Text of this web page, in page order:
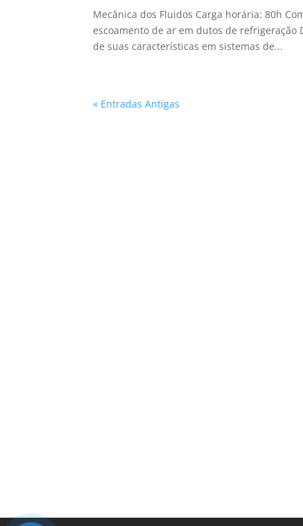
Mecânica dos Fluidos Carga horária: 80h
escoamento de ar em dutos de refrigeração
de suas características em sistemas de...
« Entradas Antigas